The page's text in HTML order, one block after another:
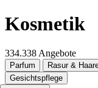
Kosmetik
334.338 Angebote
Parfum Rasur &
Gesichtspflege